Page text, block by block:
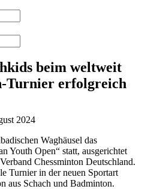
beim weltweit
Turnier erfolgreich
2024
Waghäusel das
Youth Open“ statt, ausgerichtet
Chessminton Deutschland.
Turnier in der neuen Sportart
aus Schach und Badminton.